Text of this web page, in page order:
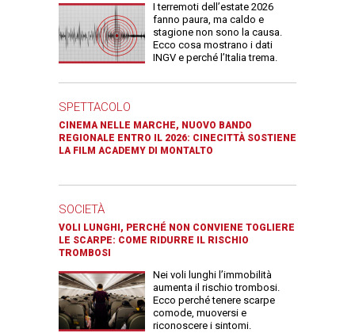
I terremoti dell’estate 2026
fanno paura, ma caldo e
stagione non sono la causa.
Ecco cosa mostrano i dati
INGV e perché l’Italia trema.
SPETTACOLO
CINEMA NELLE MARCHE, NUOVO BANDO
REGIONALE ENTRO IL 2026: CINECITTÀ SOSTIENE
LA FILM ACADEMY DI MONTALTO
SOCIETÀ
VOLI LUNGHI, PERCHÉ NON CONVIENE TOGLIERE
LE SCARPE: COME RIDURRE IL RISCHIO
TROMBOSI
Nei voli lunghi l’immobilità
aumenta il rischio trombosi.
Ecco perché tenere scarpe
comode, muoversi e
riconoscere i sintomi.